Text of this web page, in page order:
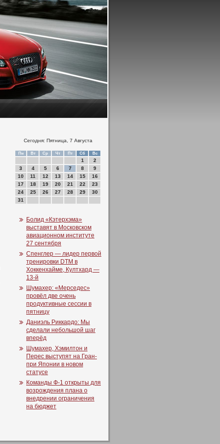
Сегодня: Пятница, 7 Августа
Пн Вт Ср Чт Пт Сб Вс
1
2
3
4 5 6 7 8
9
10
11 12 13 14 15
16
17
18 19 20 21 22
23
24
25 26 27 28 29
30
31
Болид «Кэтерхэма»
выставят в Московском
авиационном институте
27 сентября
Спенглер — лидер первой
тренировки DTM в
Хоккенхайме, Култхард —
13-й
Шумахер: «Мерседес»
провёл две очень
продуктивные сессии в
пятницу
Даниэль Риккардо: Мы
сделали небольшой шаг
вперёд
Шумахер, Хэмилтон и
Перес выступят на Гран-
при Японии в новом
статусе
Команды Ф-1 открыты для
возрождения плана о
внедрении ограничения
на бюджет